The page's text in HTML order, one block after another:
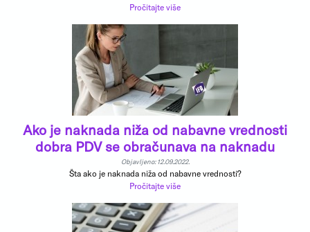
Pročitajte više
Ako je naknada niža od nabavne vrednosti
dobra PDV se obračunava na naknadu
Objavljeno: 12.09.2022.
Šta ako je naknada niža od nabavne vrednosti?
Pročitajte više